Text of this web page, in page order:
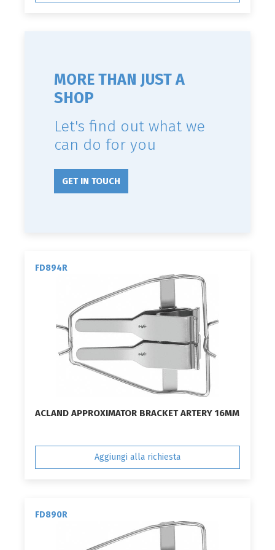
MORE THAN JUST A
SHOP
Let's find out what we
can do for you
GET IN TOUCH
FD894R
ACLAND APPROXIMATOR BRACKET ARTERY 16MM
Aggiungi alla richiesta
FD890R